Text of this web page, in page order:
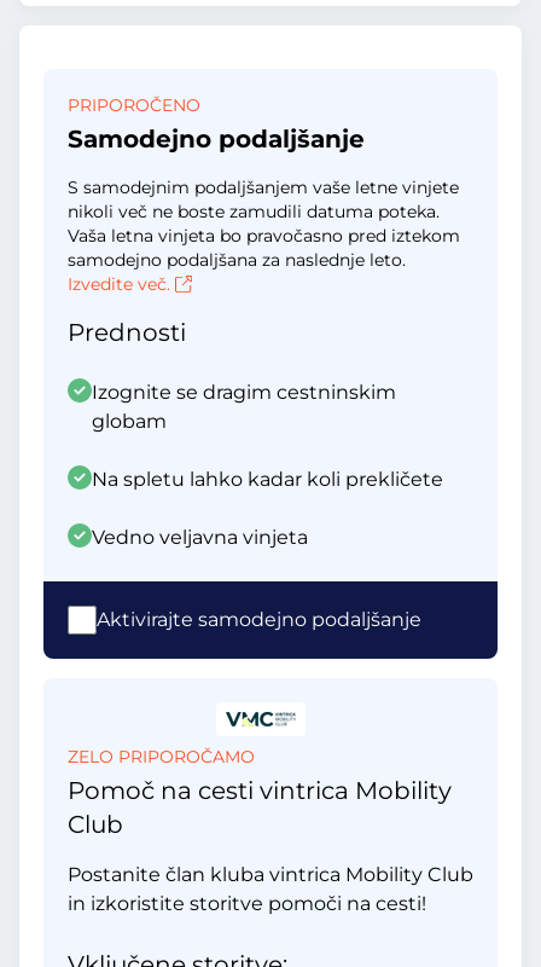
PRIPOROČENO
Samodejno podaljšanje
S samodejnim podaljšanjem vaše letne vinjete
nikoli več ne boste zamudili datuma poteka.
Vaša letna vinjeta bo pravočasno pred iztekom
samodejno podaljšana za naslednje leto.
Izvedite več.
Prednosti
Izognite se dragim cestninskim
globam
Na spletu lahko kadar koli prekličete
Vedno veljavna vinjeta
Aktivirajte samodejno podaljšanje
ZELO PRIPOROČAMO
Pomoč na cesti vintrica Mobility
Club
Postanite član kluba vintrica Mobility Club
in izkoristite storitve pomoči na cesti!